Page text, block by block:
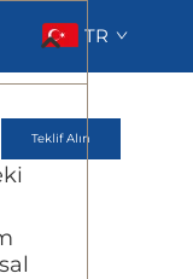
TR
Teklif Alın